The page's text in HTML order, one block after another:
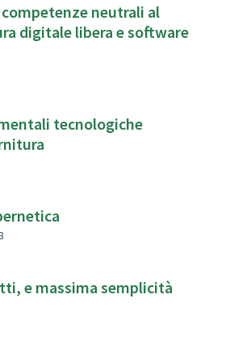
neutrali al
digitale libera e software
tecnologiche
e massima semplicità